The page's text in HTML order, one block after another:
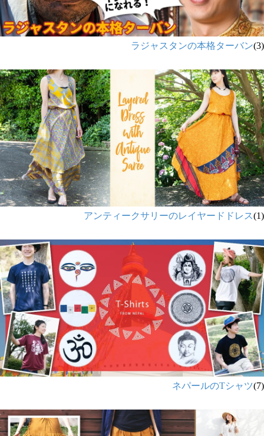
ラジャスタンの本格ターバン(3)
アンティークサリーのレイヤードドレス(1)
ネパールのTシャツ(7)